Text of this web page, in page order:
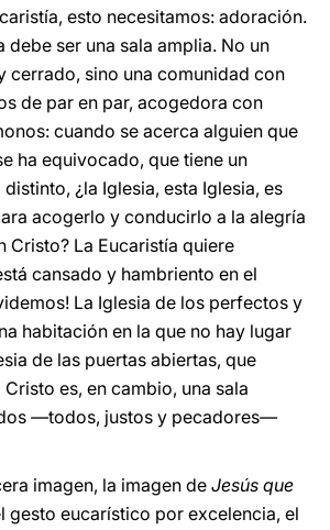
esto necesitamos: adoración.
debe ser una sala amplia. No un
cerrado, sino una comunidad con
de par en par, acogedora con
cuando se acerca alguien que
ha equivocado, que tiene un
¿la Iglesia, esta Iglesia, es
acogerlo y conducirlo a la alegría
Cristo? La Eucaristía quiere
cansado y hambriento en el
La Iglesia de los perfectos y
habitación en la que no hay lugar
de las puertas abiertas, que
es, en cambio, una sala
―todos, justos y pecadores―
imagen, la imagen de Jesús que
gesto eucarístico por excelencia, el